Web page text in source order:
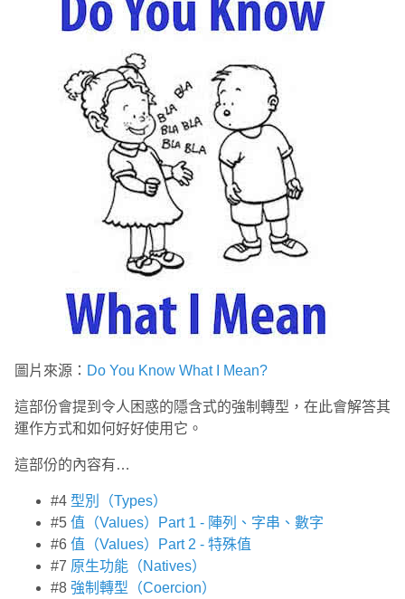
圖片來源： Do You Know What I Mean?
這部份會提到令人困惑的隱含式的強制轉型，在此會解答其
運作方式和如何好好使用它。
這部份的內容有…
#4 型別（Types）
#5 值（Values）Part 1 - 陣列、字串、數字
#6 值（Values）Part 2 - 特殊值
#7 原生功能（Natives）
#8 強制轉型（Coercion）